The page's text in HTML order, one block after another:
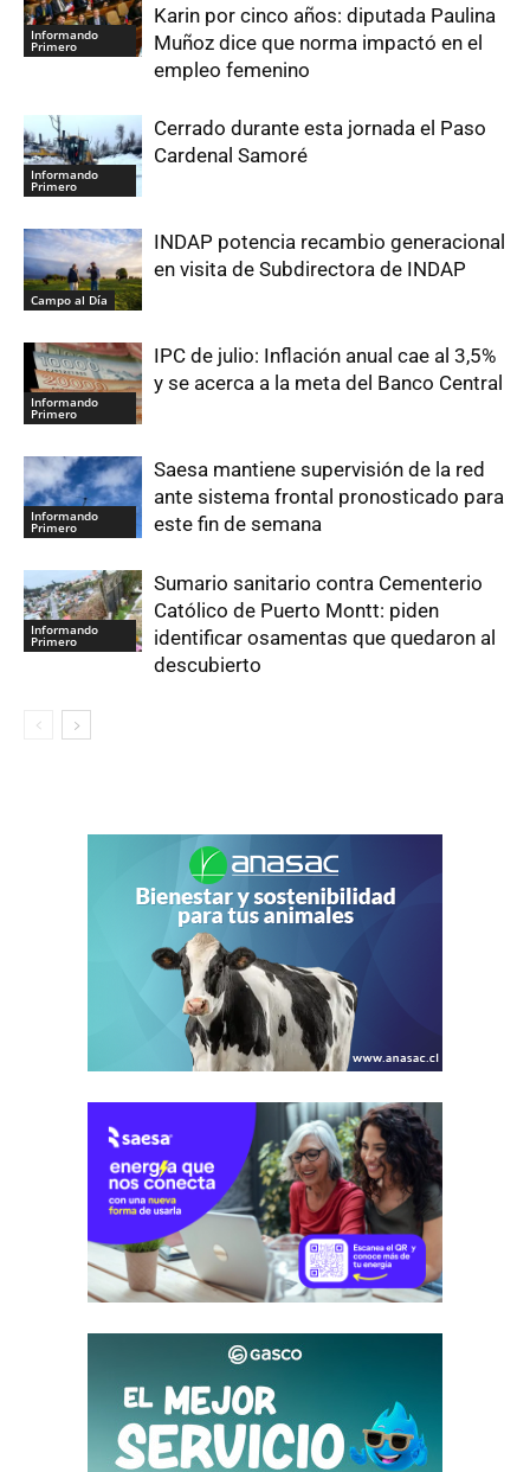
Informando
Primero
Karin por cinco años: diputada Paulina
Muñoz dice que norma impactó en el
empleo femenino
Informando
Primero
Cerrado durante esta jornada el Paso
Cardenal Samoré
Campo al Día
INDAP potencia recambio generacional
en visita de Subdirectora de INDAP
Informando
Primero
IPC de julio: Inflación anual cae al 3,5%
y se acerca a la meta del Banco Central
Informando
Primero
Saesa mantiene supervisión de la red
ante sistema frontal pronosticado para
este fin de semana
Informando
Primero
Sumario sanitario contra Cementerio
Católico de Puerto Montt: piden
identificar osamentas que quedaron al
descubierto